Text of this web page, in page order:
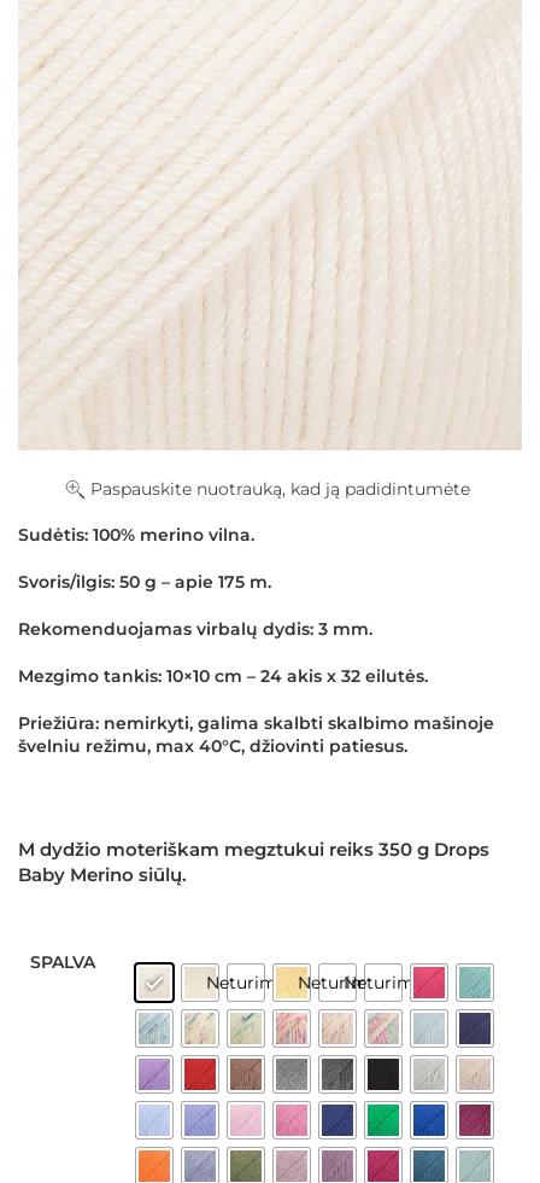
Paspauskite nuotrauką, kad ją padidintumėte
Sudėtis: 100% merino vilna.
Svoris/ilgis: 50 g – apie 175 m.
Rekomenduojamas virbalų dydis: 3 mm.
Mezgimo tankis: 10×10 cm – 24 akis x 32 eilutės.
Priežiūra: nemirkyti, galima skalbti skalbimo mašinoje
švelniu režimu, max 40°C, džiovinti patiesus.
M dydžio moteriškam megztukui reiks 350 g Drops
Baby Merino siūlų.
SPALVA
Neturime NeturimeNeturime